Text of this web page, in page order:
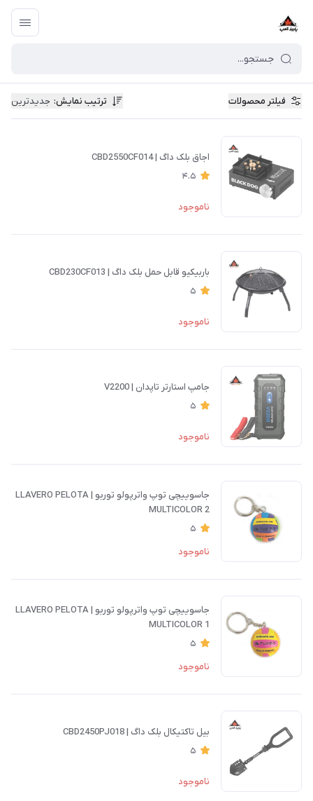
فیلتر محصولات ترتیب نمایش: جدیدترین
اجاق بلک داگ | CBD2550CF014
4.5
ناموجود
باربیکیو قابل حمل بلک داگ | CBD230CF013
5
ناموجود
جامپ استارتر تاپدان | V2200
5
ناموجود
جاسوییچی توپ واترپولو توربو | LLAVERO PELOTA
MULTICOLOR 2
5
ناموجود
جاسوییچی توپ واترپولو توربو | LLAVERO PELOTA
MULTICOLOR 1
5
ناموجود
بیل تاکتیکال بلک داگ | CBD2450PJ018
5
ناموجود